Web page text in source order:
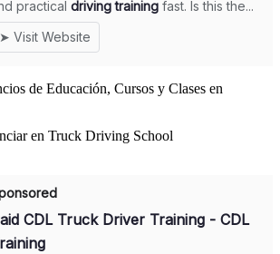
de Educación, Cursos y Clases en
en Truck Driving School